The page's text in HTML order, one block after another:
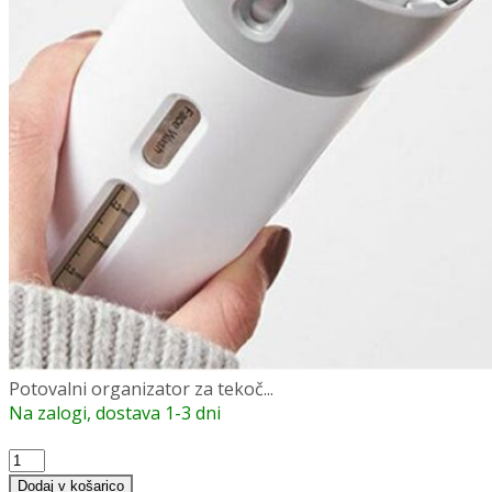
Potovalni organizator za tekoč...
Na zalogi, dostava 1-3 dni
Potovalni
organizator
Dodaj v košarico